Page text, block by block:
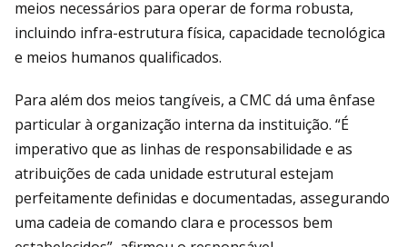
meios necessários para operar de forma robusta,
incluindo infra-estrutura física, capacidade tecnológica
e meios humanos qualificados.
Para além dos meios tangíveis, a CMC dá uma ênfase
particular à organização interna da instituição. “É
imperativo que as linhas de responsabilidade e as
atribuições de cada unidade estrutural estejam
perfeitamente definidas e documentadas, assegurando
uma cadeia de comando clara e processos bem